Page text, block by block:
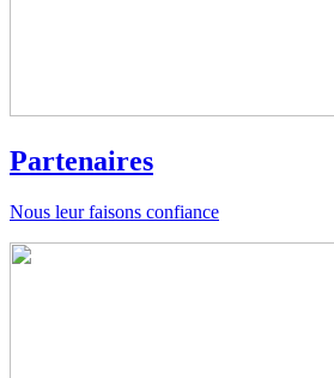
Partenaires
Nous leur faisons confiance